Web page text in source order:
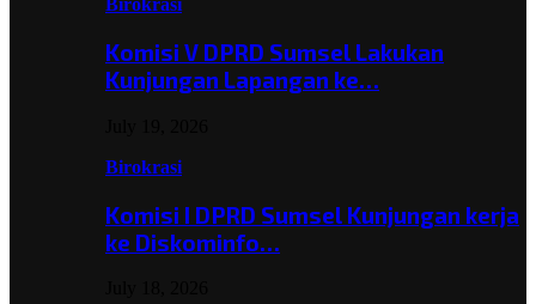
Birokrasi
Komisi V DPRD Sumsel Lakukan
Kunjungan Lapangan ke…
Birokrasi
Komisi I DPRD Sumsel Kunjungan kerja
ke Diskominfo…